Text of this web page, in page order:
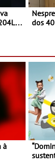
dos
Torres
à